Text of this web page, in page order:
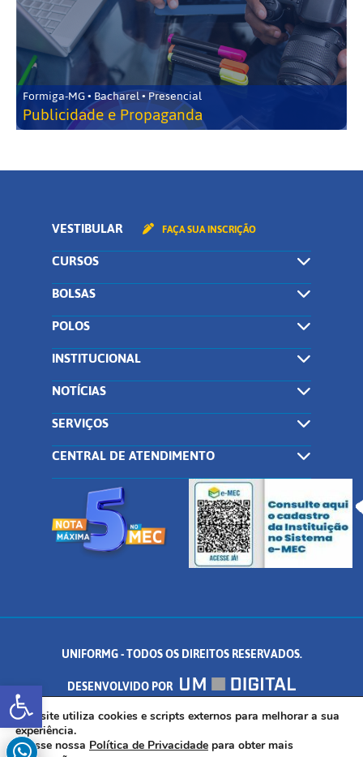
Abrir a barra de ferramentas
Formiga-MG • Bacharel • Presencial
Publicidade e Propaganda
VESTIBULAR FAÇA SUA INSCRIÇÃO
CURSOS
BOLSAS
POLOS
INSTITUCIONAL
NOTÍCIAS
SERVIÇOS
CENTRAL DE ATENDIMENTO
UNIFORMG - TODOS OS DIREITOS RESERVADOS.
DESENVOLVIDO POR
AV. DR. ARNALDO DE SENNA, 328 - PALMEIRAS, FORMIGA/MG - CEP:
35.574.530
Este site utiliza cookies e scripts externos para melhorar a sua
experiência.
Acesse nossa Política de Privacidade para obter mais